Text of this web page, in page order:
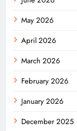
May 2026
April 2026
March 2026
February 2026
January 2026
December 2025